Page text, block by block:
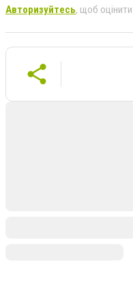
Авторизуйтесь, щоб оцінити